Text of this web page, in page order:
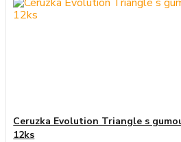
Ceruzka Evolution Triangle s
12ks